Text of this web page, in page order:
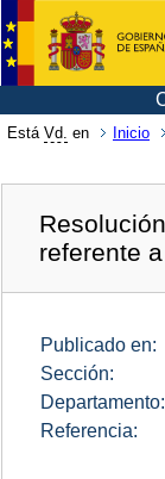
Está Vd. en Inicio
referente
Publicado en:
Sección:
Departamento:
Referencia: